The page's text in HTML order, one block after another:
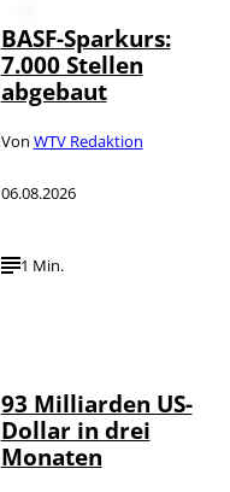
BASF-Sparkurs:
7.000 Stellen
abgebaut
Von WTV Redaktion
06.08.2026
1 Min.
93 Milliarden US-
Dollar in drei
Monaten